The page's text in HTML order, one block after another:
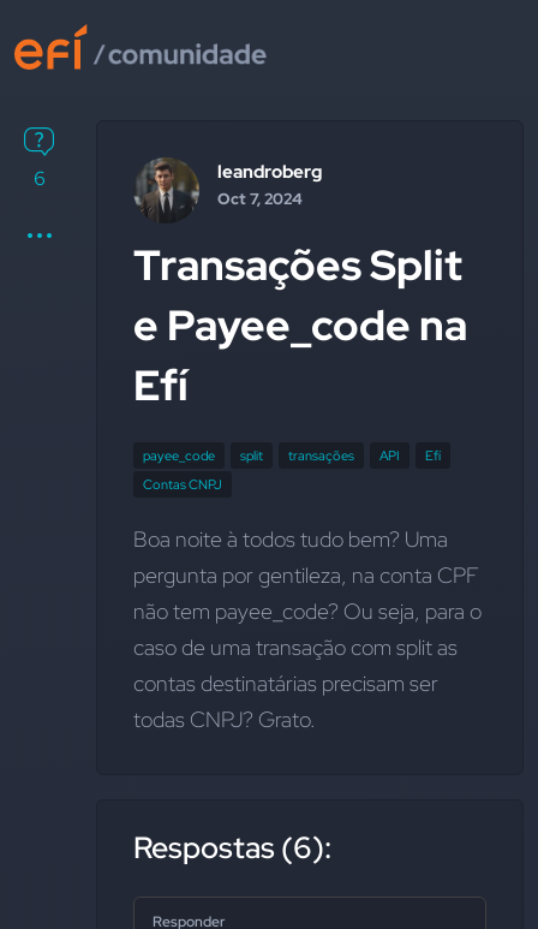
6 leandroberg
Oct 7, 2024
Transações Split
e Payee_code na
Efí
payee_code split transações API
Efí
Contas CNPJ
Boa noite à todos tudo bem? Uma
pergunta por gentileza, na conta CPF
não tem payee_code? Ou seja, para o
caso de uma transação com split as
contas destinatárias precisam ser
todas CNPJ? Grato.
Respostas (6):
Responder